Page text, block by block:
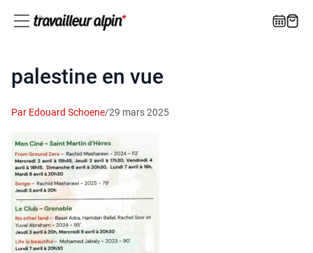
palestine en vue
Par Edouard Schoene/29 mars 2025